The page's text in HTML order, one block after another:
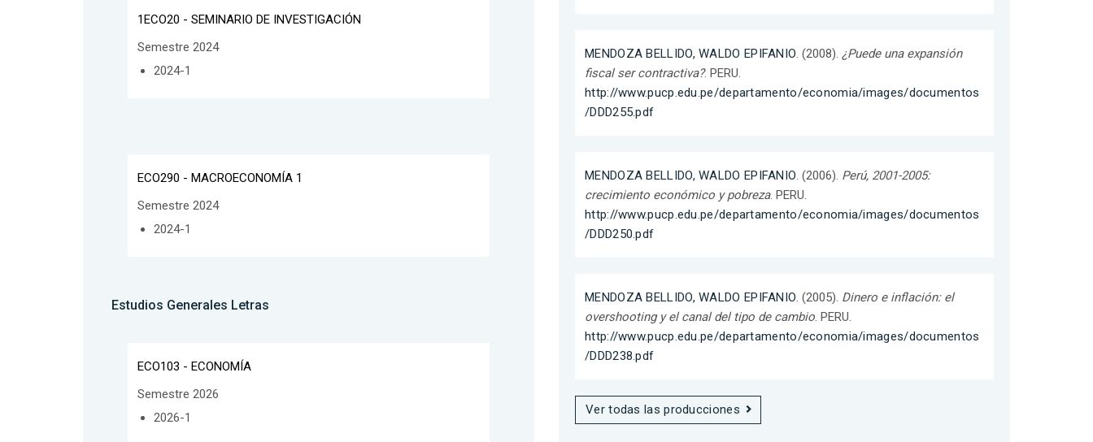
1ECO20 - SEMINARIO DE INVESTIGACIÓN
Semestre 2024
2024-1
ECO290 - MACROECONOMÍA 1
Semestre 2024
2024-1
Estudios Generales Letras
ECO103 - ECONOMÍA
Semestre 2026
2026-1
MENDOZA BELLIDO, WALDO EPIFANIO. (2008).¿Puede una expansión
fiscal ser contractiva?. PERU.
http://www.pucp.edu.pe/departamento/economia/images/documentos
/DDD255.pdf
MENDOZA BELLIDO, WALDO EPIFANIO. (2006). Perú, 2001-2005:
crecimiento económico y pobreza. PERU.
http://www.pucp.edu.pe/departamento/economia/images/documentos
/DDD250.pdf
MENDOZA BELLIDO, WALDO EPIFANIO. (2005). Dinero e inflación: el
overshooting y el canal del tipo de cambio. PERU.
http://www.pucp.edu.pe/departamento/economia/images/documentos
/DDD238.pdf
Ver todas las producciones